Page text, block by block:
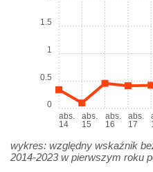
abs.
14
abs.
15
abs.
16
abs.
17
0
0.5
1
1.5
wykres: względny wskaźnik
2014-2023 w pierwszym roku